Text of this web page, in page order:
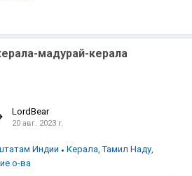
мадурай-керала
LordBear
20 авг. 2023 г.
Индии
Керала, Тамил Наду,
о-ва